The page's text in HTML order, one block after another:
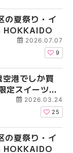
の夏祭り・イ
HOKKAIDO
2026.07.07
9
港でしか買
定スイーツ・
HOKKAIDO
2026.03.24
25
の夏祭り・イ
HOKKAIDO
夏 札幌市清田
まとめ |
夏 札幌市南区
とめ | MouLa
夏 札幌市豊平
まとめ |
麻辣湯（マーラ
店6選！本場の
まで徹底比較 |
夏 札幌市清田
まとめ |
年最新】新千
絶対に外せない